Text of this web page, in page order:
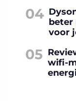
04 beter
voor
05 wifi-